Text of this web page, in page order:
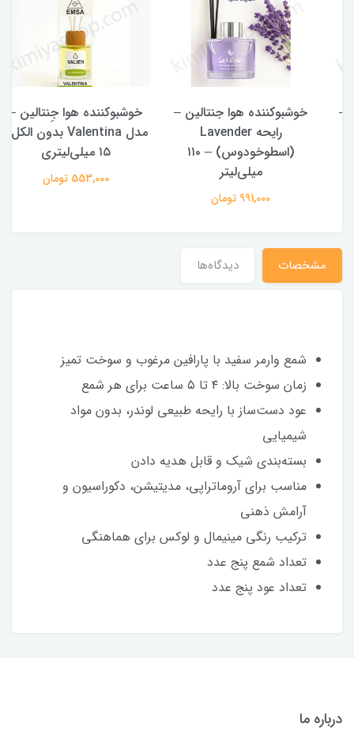
خوشبوکننده هوا جنتالین ‒
رایحه Lavender
(اسطوخودوس) ‒ ۱۱۰
میلی‌لیتر
991,000 تومان
خوشبوکننده هوا جِنتالین ‒
مدل Valentina بدون الکل‒
553,000 تومان
مشخصات دیدگاه‌ها
شمع وارمر سفید با پارافین مرغوب و سوخت تمیز
زمان سوخت بالا: ۴ تا ۵ ساعت برای هر شمع
عود دست‌ساز با رایحه طبیعی لوندر، بدون مواد
شیمیایی
بسته‌بندی شیک و قابل هدیه دادن
مناسب برای آروماتراپی، مدیتیشن، دکوراسیون و
آرامش ذهنی
ترکیب رنگی مینیمال و لوکس برای هماهنگی
تعداد شمع پنج عدد
تعداد عود پنج عدد
درباره ما